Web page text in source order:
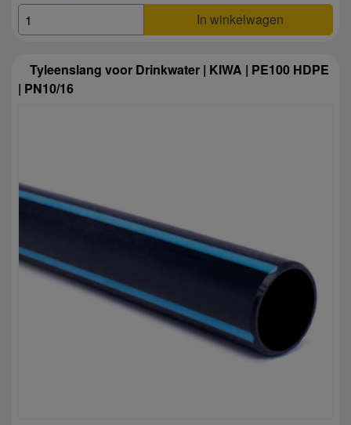
In winkelwagen
Tyleenslang voor Drinkwater | KIWA | PE100 HDPE
| PN10/16